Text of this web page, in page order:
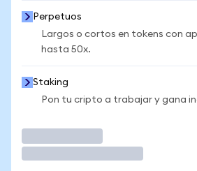
Perpetuos
Largos o cortos en tokens con
hasta 50x.
Staking
Pon tu cripto a trabajar y gana